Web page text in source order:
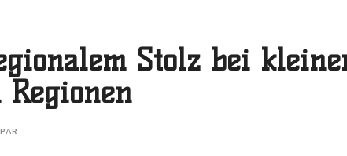
Stolz bei
PAR